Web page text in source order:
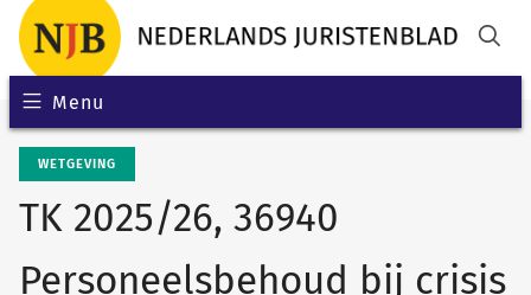
Menu
WETGEVING
TK 2025/26, 36940
Personeelsbehoud bij crisis